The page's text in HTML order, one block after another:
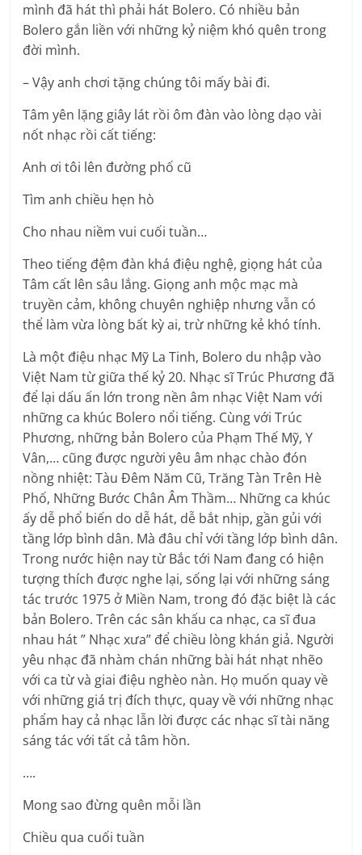
mình đã hát thì phải hát Bolero. Có nhiều bản
Bolero gắn liền với những kỷ niệm khó quên trong
đời mình.
– Vậy anh chơi tặng chúng tôi mấy bài đi.
Tâm yên lặng giây lát rồi ôm đàn vào lòng dạo vài
nốt nhạc rồi cất tiếng:
Anh ơi tôi lên đường phố cũ
Tìm anh chiều hẹn hò
Cho nhau niềm vui cuối tuần…
Theo tiếng đệm đàn khá điệu nghệ, giọng hát của
Tâm cất lên sâu lắng. Giọng anh mộc mạc mà
truyền cảm, không chuyên nghiệp nhưng vẫn có
thể làm vừa lòng bất kỳ ai, trừ những kẻ khó tính.
Là một điệu nhạc Mỹ La Tinh, Bolero du nhập vào
Việt Nam từ giữa thế kỷ 20. Nhạc sĩ Trúc Phương đã
để lại dấu ấn lớn trong nền âm nhạc Việt Nam với
những ca khúc Bolero nổi tiếng. Cùng với Trúc
Phương, những bản Bolero của Phạm Thế Mỹ, Y
Vân,… cũng được người yêu âm nhạc chào đón
nồng nhiệt: Tàu Đêm Năm Cũ, Trăng Tàn Trên Hè
Phố, Những Bước Chân Âm Thầm… Những ca khúc
ấy dễ phổ biến do dễ hát, dễ bắt nhịp, gần gủi với
tầng lớp bình dân. Mà đâu chỉ với tầng lớp bình dân.
Trong nước hiện nay từ Bắc tới Nam đang có hiện
tượng thích được nghe lại, sống lại với những sáng
tác trước 1975 ở Miền Nam, trong đó đặc biệt là các
bản Bolero. Trên các sân khấu ca nhạc, ca sĩ đua
nhau hát ” Nhạc xưa” để chiều lòng khán giả. Người
yêu nhạc đã nhàm chán những bài hát nhạt nhẽo
với ca từ và giai điệu nghèo nàn. Họ muốn quay về
với những giá trị đích thực, quay về với những nhạc
phẩm hay cả nhạc lẫn lời được các nhạc sĩ tài năng
sáng tác với tất cả tâm hồn.
….
Mong sao đừng quên mỗi lần
Chiều qua cuối tuần